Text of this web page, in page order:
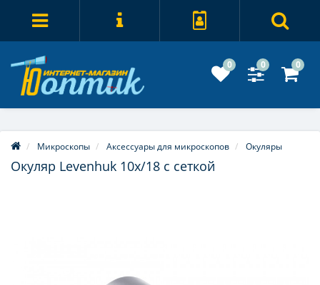
0 0 0
Микроскопы Аксессуары для микроскопов Окуляры
Окуляр Levenhuk 10x/18 с сеткой